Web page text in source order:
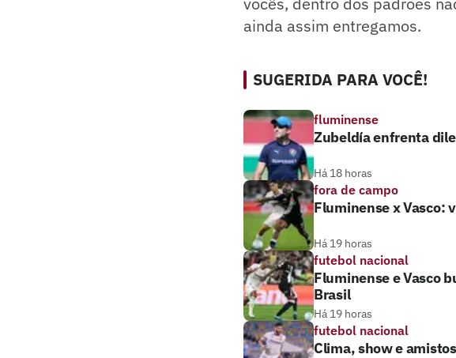
ainda assim entregamos.
SUGERIDA PARA VOCÊ!
fluminense
Zubeldía enfrenta
Há 18 horas
fora de campo
Fluminense x Vasco:
Há 19 horas
futebol nacional
Fluminense e Vasco
Brasil
Há 19 horas
futebol nacional
Clima, show e